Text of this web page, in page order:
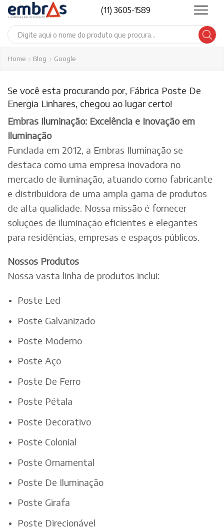
(11) 3605-1589
Search
Home Blog Google
Se você esta procurando por, Fábrica Poste De
Energia Linhares, chegou ao lugar certo!
Embras Iluminação: Excelência e Inovação em
Iluminação
Fundada em 2012, a Embras Iluminação se
destaca como uma empresa inovadora no
mercado de iluminação, atuando como fabricante
e distribuidora de uma ampla gama de produtos
de alta qualidade. Nossa missão é fornecer
soluções de iluminação eficientes e elegantes
para residências, empresas e espaços públicos.
Nossos Produtos
Nossa vasta linha de produtos inclui:
Poste Led
Poste Galvanizado
Poste Moderno
Poste Aço
Poste De Ferro
Poste Pétala
Poste Decorativo
Poste Colonial
Poste Ornamental
Poste De Iluminação
Poste Girafa
Poste Direcionável